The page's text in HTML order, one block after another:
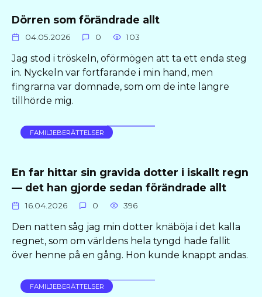
Dörren som förändrade allt
04.05.2026 0 103
Jag stod i tröskeln, oförmögen att ta ett enda steg
in. Nyckeln var fortfarande i min hand, men
fingrarna var domnade, som om de inte längre
tillhörde mig.
FAMILJEBERÄTTELSER
En far hittar sin gravida dotter i iskallt regn
— det han gjorde sedan förändrade allt
16.04.2026 0 396
Den natten såg jag min dotter knäböja i det kalla
regnet, som om världens hela tyngd hade fallit
över henne på en gång. Hon kunde knappt andas.
FAMILJEBERÄTTELSER